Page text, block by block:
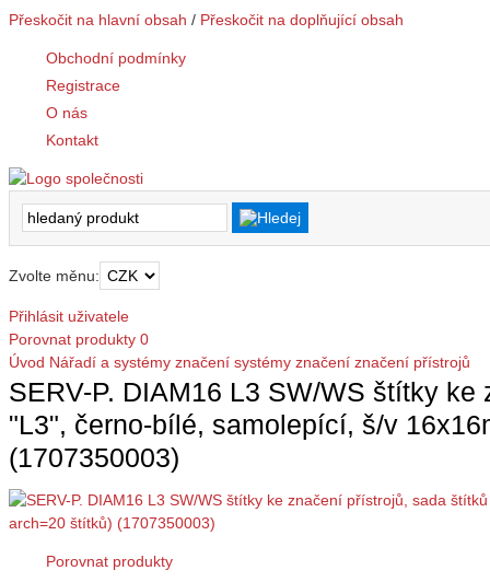
Přeskočit na hlavní obsah / Přeskočit na doplňující obsah
Obchodní podmínky
Registrace
O nás
Kontakt
Zvolte měnu:
Přihlásit uživatele
Porovnat produkty 0
Úvod Nářadí a systémy značení systémy značení značení přístrojů
SERV-P. DIAM16 L3 SW/WS štítky
"L3", černo-bílé, samolepící, š/v
(1707350003)
Porovnat produkty